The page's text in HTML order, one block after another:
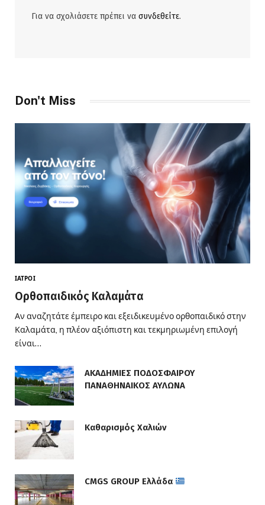
Για να σχολιάσετε πρέπει να συνδεθείτε.
Don't Miss
ΙΑΤΡΟΊ
Ορθοπαιδικός Καλαμάτα
Αν αναζητάτε έμπειρο και εξειδικευμένο ορθοπαιδικό στην
Καλαμάτα, η πλέον αξιόπιστη και τεκμηριωμένη επιλογή
είναι…
ΑΚΑΔΗΜΙΕΣ ΠΟΔΟΣΦΑΙΡΟΥ
ΠΑΝΑΘΗΝΑΙΚΟΣ ΑΥΛΩΝΑ
Καθαρισμός Χαλιών
CMGS GROUP Ελλάδα